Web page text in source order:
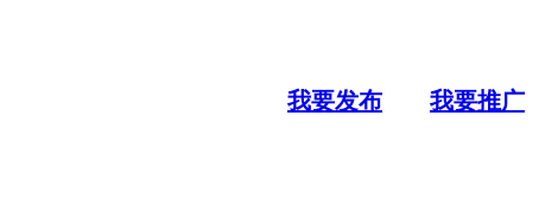
我要发布 我要推广